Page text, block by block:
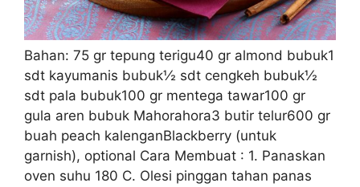
Bahan: 75 gr tepung terigu40 gr almond bubuk1
sdt kayumanis bubuk½ sdt cengkeh bubuk½
sdt pala bubuk100 gr mentega tawar100 gr
gula aren bubuk Mahorahora3 butir telur600 gr
buah peach kalenganBlackberry (untuk
garnish), optional Cara Membuat : 1. Panaskan
oven suhu 180 C. Olesi pinggan tahan panas